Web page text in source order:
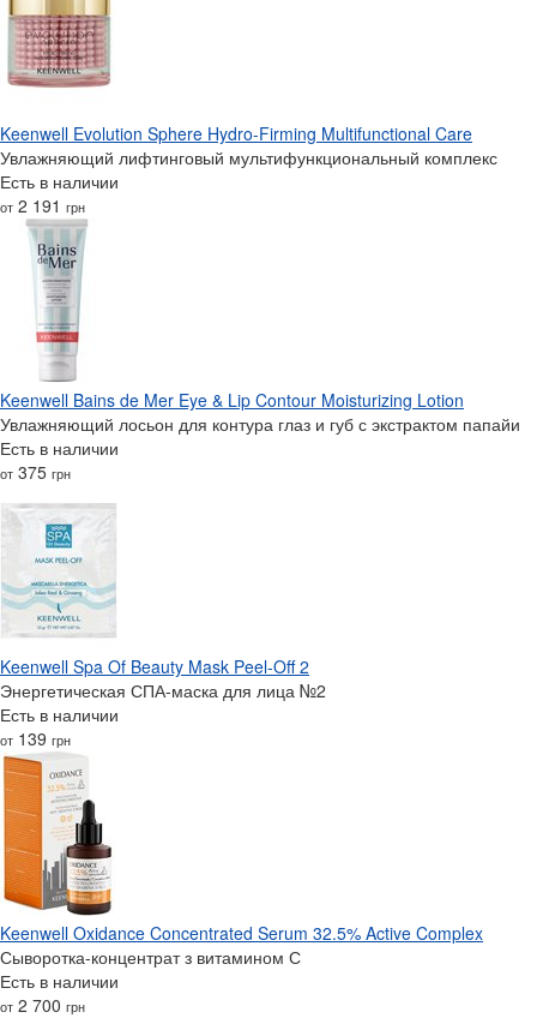
Keenwell Evolution Sphere Hydro-Firming Multifunctional Care
Увлажняющий лифтинговый мультифункциональный комплекс
Есть в наличии
от 2 191 грн
Keenwell Bains de Mer Eye & Lip Contour Moisturizing Lotion
Увлажняющий лосьон для контура глаз и губ с экстрактом папайи
Есть в наличии
от 375 грн
Keenwell Spa Of Beauty Mask Peel-Off 2
Энергетическая СПА-маска для лица №2
Есть в наличии
от 139 грн
Keenwell Oxidance Concentrated Serum 32.5% Active Complex
Сыворотка-концентрат з витамином С
Есть в наличии
от 2 700 грн